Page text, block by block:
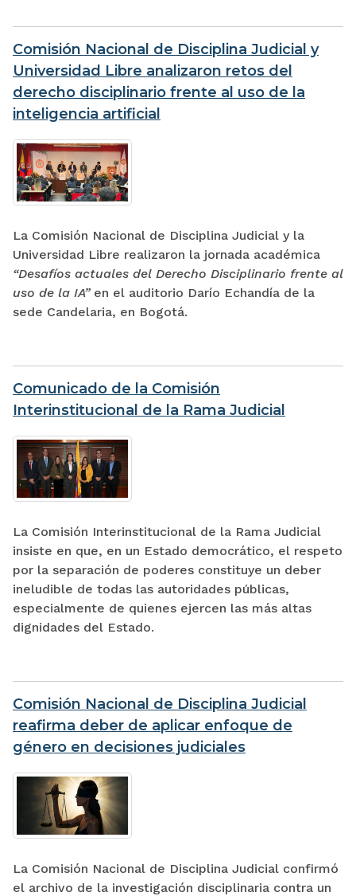
Comisión Nacional de Disciplina Judicial y
Universidad Libre analizaron retos del
derecho disciplinario frente al uso de la
inteligencia artificial
La Comisión Nacional de Disciplina Judicial y la
Universidad Libre realizaron la jornada académica
“Desafíos actuales del Derecho Disciplinario frente al
uso de la IA”en el auditorio Darío Echandía de la
sede Candelaria, en Bogotá.
Comunicado de la Comisión
Interinstitucional de la Rama Judicial
La Comisión Interinstitucional de la Rama Judicial
insiste en que, en un Estado democrático, el respeto
por la separación de poderes constituye un deber
ineludible de todas las autoridades públicas,
especialmente de quienes ejercen las más altas
dignidades del Estado.
Comisión Nacional de Disciplina Judicial
reafirma deber de aplicar enfoque de
género en decisiones judiciales
La Comisión Nacional de Disciplina Judicial confirmó
el archivo de la investigación disciplinaria contra un